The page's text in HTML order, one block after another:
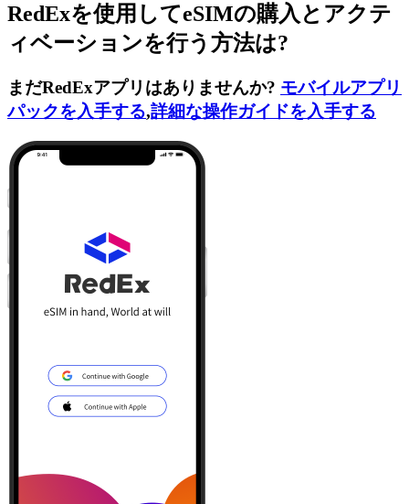
RedExを使用してeSIMの購入とアクテ
ィベーションを行う方法は?
まだRedExアプリはありませんか? モバイルアプリ
パックを入手する,詳細な操作ガイドを入手する